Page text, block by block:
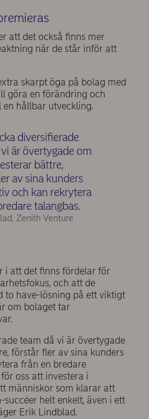
att det också finns mer
när de står inför att
skarpt öga på bolag med
göra en förändring och
hållbar utveckling.
diversifierade
är övertygade om
bättre,
av sina kunders
och kan rekrytera
talangbas.
Zenith Venture
i att det finns fördelar för
och att de
to have-lösning på ett viktigt
om bolaget tar
team då vi är övertygade
förstår fler av sina kunders
från en bredare
oss att investera i
människor som klarar att
helt enkelt, även i ett
Erik Lindblad.